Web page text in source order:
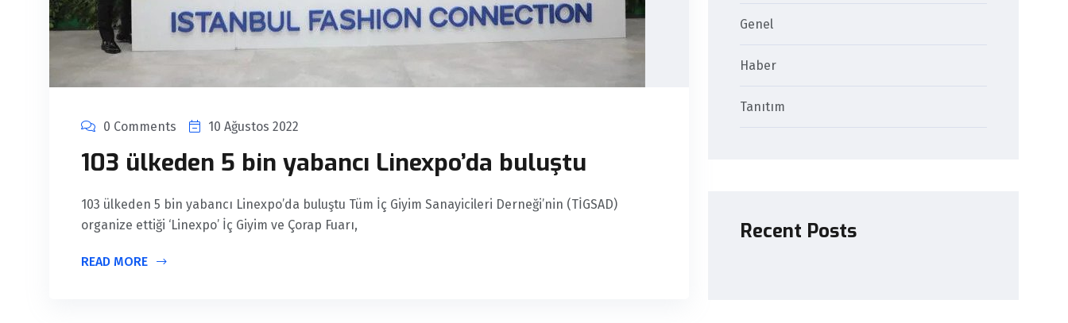
0 Comments 10 Ağustos 2022
103 ülkeden 5 bin yabancı Linexpo’da buluştu
103 ülkeden 5 bin yabancı Linexpo’da buluştu Tüm İç Giyim Sanayicileri Derneği’nin (TİGSAD)
organize ettiği ‘Linexpo’ İç Giyim ve Çorap Fuarı,
READ MORE
Genel
Haber
Tanıtım
Recent Posts